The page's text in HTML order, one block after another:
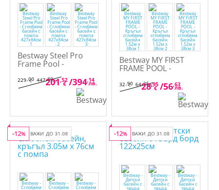
Bestway Steel Pro
Frame Pool -
помпа 427x84см
229,00
€ 447,89лв.
201,52
€ /394,14
лв.
Bestway MY FIRST
FRAME POOL -
басейн 1.52м x 38см
32,90
€ 64,35лв.
28,95
€ /56,63
лв.
ВАЖИ ДО 31.08
-12% ВАЖИ ДО 31.08
-12%